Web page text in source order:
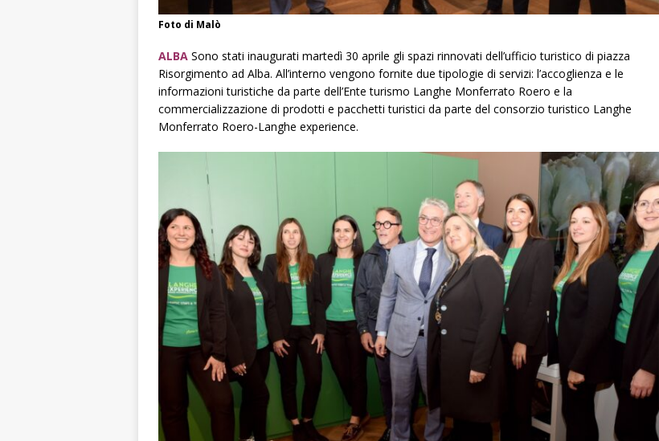
Foto di Malò
ALBA Sono stati inaugurati martedì 30 aprile gli spazi rinnovati dell’ufficio turistico di piazza
Risorgimento ad Alba. All’interno vengono fornite due tipologie di servizi: l’accoglienza e le
informazioni turistiche da parte dell’Ente turismo Langhe Monferrato Roero e la
commercializzazione di prodotti e pacchetti turistici da parte del consorzio turistico Langhe
Monferrato Roero-Langhe experience.